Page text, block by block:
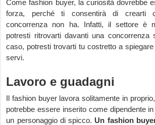
Come fashion buyer, la curiosità dovrebbe
forza, perché ti consentirà di crearti
concorrenza non ha. Infatti, il settore è
potresti ritrovarti davanti una concorrenza
caso, potresti trovarti tu costretto a
servi.
Lavoro e guadagni
Il fashion buyer lavora solitamente in
potrebbe essere inserito come dipendente
un personaggio di spicco. Un fashion